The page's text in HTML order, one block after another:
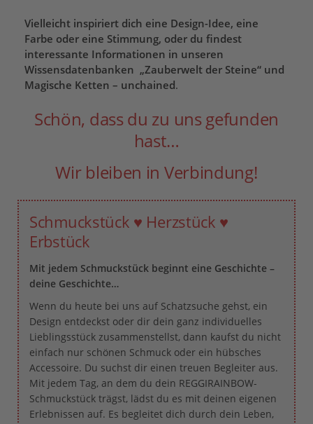
Vielleicht inspiriert dich eine Design-Idee, eine
Farbe oder eine Stimmung, oder du findest
interessante Informationen in unseren
Wissensdatenbanken „Zauberwelt der Steine“ und
Magische Ketten – unchained.
Schön, dass du zu uns gefunden
hast…
Wir bleiben in Verbindung!
Schmuckstück ♥ Herzstück ♥
Erbstück
Mit jedem Schmuckstück beginnt eine Geschichte –
deine Geschichte…
Wenn du heute bei uns auf Schatzsuche gehst, ein
Design entdeckst oder dir dein ganz individuelles
Lieblingsstück zusammenstellst, dann kaufst du nicht
einfach nur schönen Schmuck oder ein hübsches
Accessoire. Du suchst dir einen treuen Begleiter aus.
Mit jedem Tag, an dem du dein REGGIRAINBOW-
Schmuckstück trägst, lädst du es mit deinen eigenen
Erlebnissen auf. Es begleitet dich durch dein Leben,